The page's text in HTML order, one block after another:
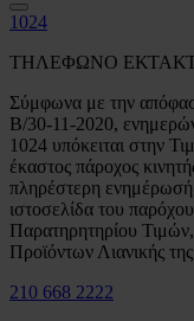
1024
ΤΗΛΕΦΩΝΟ
Σύμφωνα με την
Β/30-11-2020,
1024 υπόκειται στην
έκαστος πάροχος
πληρέστερη ενημέρωσή
ιστοσελίδα του
Παρατηρητηρίου
Προϊόντων Λιανικής
210 668 2222